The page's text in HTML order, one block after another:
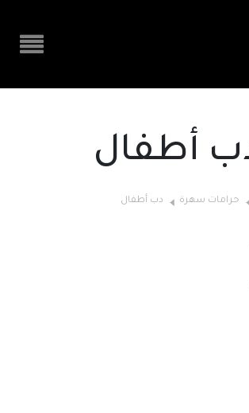
أطفال
حرامات سهرة دب أطفال